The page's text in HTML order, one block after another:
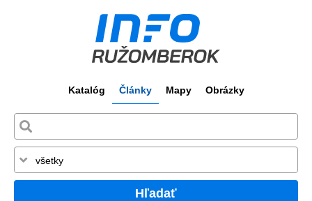
Katalóg Články Mapy Obrázky
Hľadať